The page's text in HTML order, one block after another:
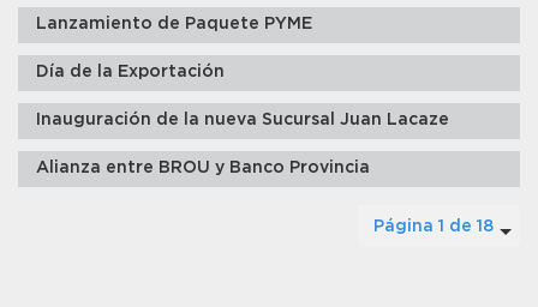
Lanzamiento de Paquete PYME
Día de la Exportación
Inauguración de la nueva Sucursal Juan Lacaze
Alianza entre BROU y Banco Provincia
Página 1 de 18